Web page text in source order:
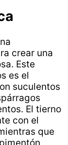
crear una
Este
es el
suculentos
El tierno
con el
que